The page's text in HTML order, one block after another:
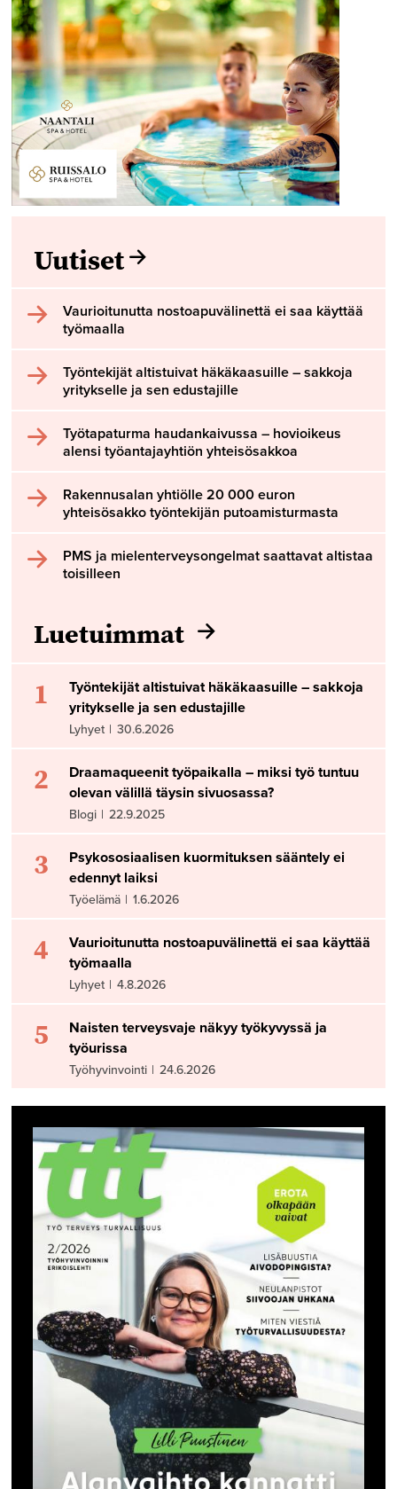
Uutiset
Vaurioitunutta nostoapuvälinettä ei saa käyttää
työmaalla
Työntekijät altistuivat häkäkaasuille – sakkoja
yritykselle ja sen edustajille
Työtapaturma haudankaivussa – hovioikeus
alensi työantajayhtiön yhteisösakkoa
Rakennusalan yhtiölle 20 000 euron
yhteisösakko työntekijän putoamisturmasta
PMS ja mielenterveysongelmat saattavat altistaa
toisilleen
Luetuimmat
1
Työntekijät altistuivat häkäkaasuille – sakkoja
yritykselle ja sen edustajille
Lyhyet | 30.6.2026
2
Draamaqueenit työpaikalla – miksi työ tuntuu
olevan välillä täysin sivuosassa?
Blogi | 22.9.2025
3
Psykososiaalisen kuormituksen sääntely ei
edennyt laiksi
Työelämä | 1.6.2026
4
Vaurioitunutta nostoapuvälinettä ei saa käyttää
työmaalla
Lyhyet | 4.8.2026
5
Naisten terveysvaje näkyy työkyvyssä ja
työurissa
Työhyvinvointi | 24.6.2026